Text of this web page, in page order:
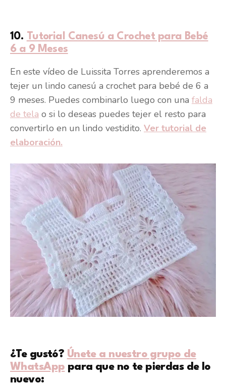
10. Tutorial Canesú a Crochet para Bebé
6 a 9 Meses
En este vídeo de Luissita Torres aprenderemos a
tejer un lindo canesú a crochet para bebé de 6 a
9 meses. Puedes combinarlo luego con una falda
de tela o si lo deseas puedes tejer el resto para
convertirlo en un lindo vestidito. Ver tutorial de
elaboración.
¿Te gustó? Únete a nuestro grupo de
WhatsApp para que no te pierdas de lo
nuevo: